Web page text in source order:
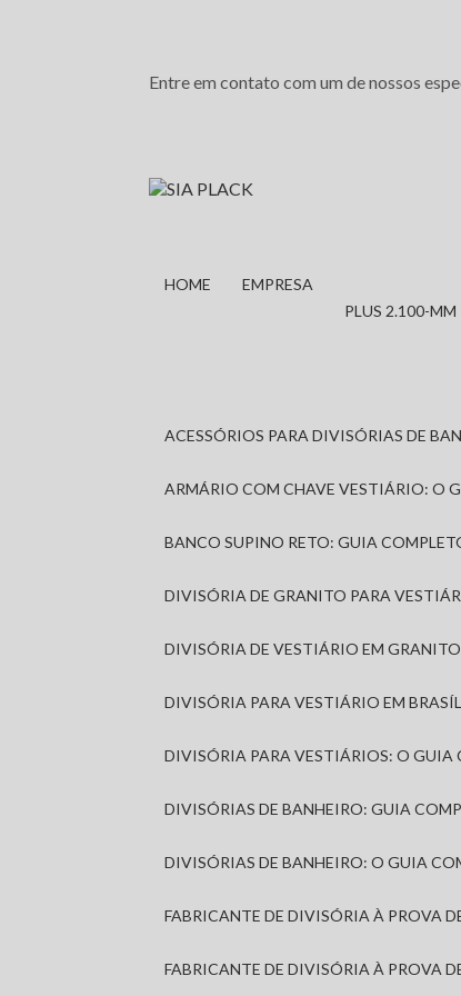
Entre em contato com um de nossos
HOME EMPRESA
PLUS 2.100-MM
ACESSÓRIOS PARA DIVISÓRIAS DE
ARMÁRIO COM CHAVE VESTIÁRIO: O
BANCO SUPINO RETO: GUIA
DIVISÓRIA DE GRANITO PARA
DIVISÓRIA DE VESTIÁRIO EM
DIVISÓRIA PARA VESTIÁRIO EM
DIVISÓRIA PARA VESTIÁRIOS: O GUIA
DIVISÓRIAS DE BANHEIRO: GUIA
DIVISÓRIAS DE BANHEIRO: O GUIA
FABRICANTE DE DIVISÓRIA À PROVA
FABRICANTE DE DIVISÓRIA À PROVA